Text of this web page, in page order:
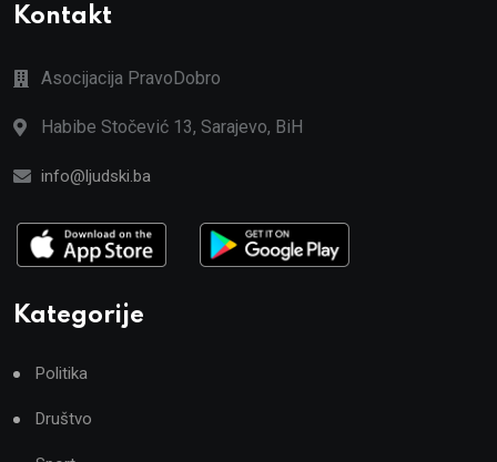
Kontakt
Asocijacija PravoDobro
Habibe Stočević 13, Sarajevo, BiH
info@ljudski.ba
Kategorije
Politika
Društvo